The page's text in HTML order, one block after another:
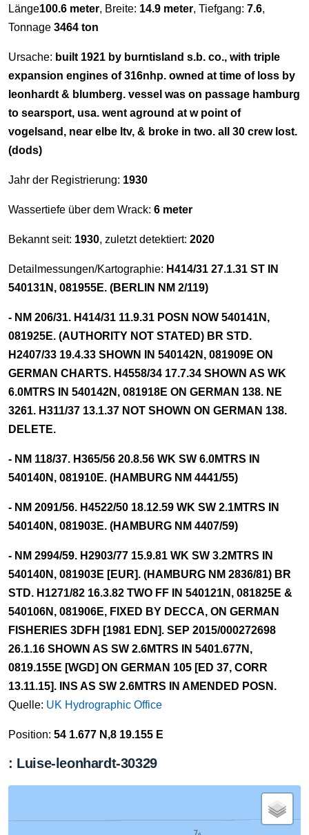
Länge100.6 meter, Breite: 14.9 meter, Tiefgang: 7.6,
Tonnage 3464 ton
Ursache: built 1921 by burntisland s.b. co., with triple
expansion engines of 316nhp. owned at time of loss by
leonhardt & blumberg. vessel was on passage hamburg
to searsport, usa. went aground at w point of
vogelsand, near elbe ltv, & broke in two. all 30 crew lost.
(dods)
Jahr der Registrierung: 1930
Wassertiefe über dem Wrack: 6 meter
Bekannt seit: 1930, zuletzt detektiert: 2020
Detailmessungen/Kartographie: H414/31 27.1.31 ST IN
540131N, 081955E. (BERLIN NM 2/119)
- NM 206/31. H414/31 11.9.31 POSN NOW 540141N,
081925E. (AUTHORITY NOT STATED) BR STD.
H2407/33 19.4.33 SHOWN IN 540142N, 081909E ON
GERMAN CHARTS. H4558/34 17.7.34 SHOWN AS WK
6.0MTRS IN 540142N, 081918E ON GERMAN 138. NE
3261. H311/37 13.1.37 NOT SHOWN ON GERMAN 138.
DELETE.
- NM 118/37. H365/56 20.8.56 WK SW 6.0MTRS IN
540140N, 081910E. (HAMBURG NM 4441/55)
- NM 2091/56. H4522/50 18.12.59 WK SW 2.1MTRS IN
540140N, 081903E. (HAMBURG NM 4407/59)
- NM 2994/59. H2903/77 15.9.81 WK SW 3.2MTRS IN
540140N, 081903E [EUR]. (HAMBURG NM 2836/81) BR
STD. H1271/82 16.3.82 TWO FF IN 540121N, 081825E &
540106N, 081906E, FIXED BY DECCA, ON GERMAN
FISHERIES 3DFH [1981 EDN]. SEP 2015/000272698
26.1.16 SHOWN AS SW 2.6MTRS IN 5401.677N,
0819.155E [WGD] ON GERMAN 105 [ED 37, CORR
13.11.15]. INS AS SW 2.6MTRS IN AMENDED POSN.
Quelle: UK Hydrographic Office
Position: 54 1.677 N,8 19.155 E
: Luise-leonhardt-30329